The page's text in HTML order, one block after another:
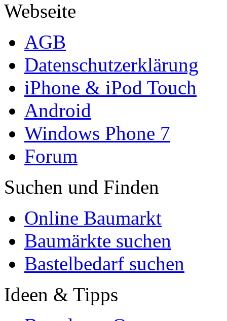
Webseite
AGB
Datenschutzerklärung
iPhone & iPod Touch
Android
Windows Phone 7
Forum
Suchen und Finden
Online Baumarkt
Baumärkte suchen
Bastelbedarf suchen
Ideen & Tipps